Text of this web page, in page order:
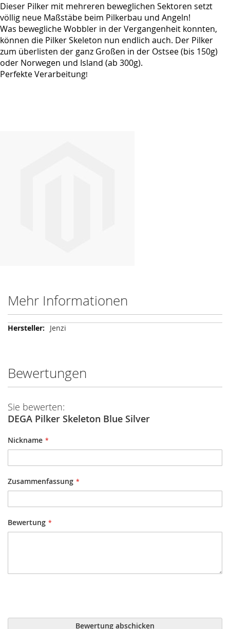
Dieser Pilker mit mehreren beweglichen Sektoren setzt
völlig neue Maßstäbe beim Pilkerbau und Angeln!
Was bewegliche Wobbler in der Vergangenheit konnten,
können die Pilker Skeleton nun endlich auch. Der Pilker
zum überlisten der ganz Großen in der Ostsee (bis 150g)
oder Norwegen und Island (ab 300g).
Perfekte Verarbeitung!
Mehr Informationen
Mehr
Jenzi
Bewertungen
Sie bewerten:
DEGA Pilker Skeleton Blue Silver
Nickname
Zusammenfassung
Bewertung
Bewertung abschicken